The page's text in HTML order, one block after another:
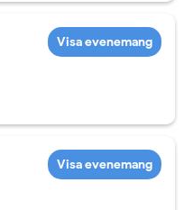
Visa evenemang
Visa evenemang